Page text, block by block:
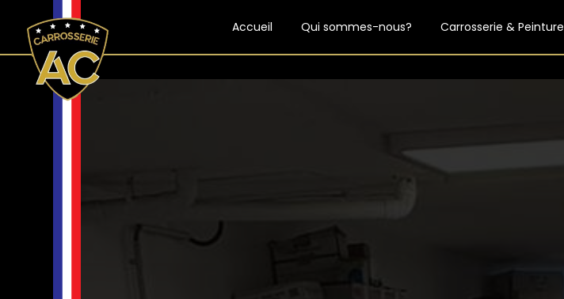
Accueil Qui sommes-nous? Carrosserie & Peinture